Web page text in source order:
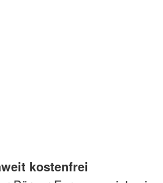
kostenfrei